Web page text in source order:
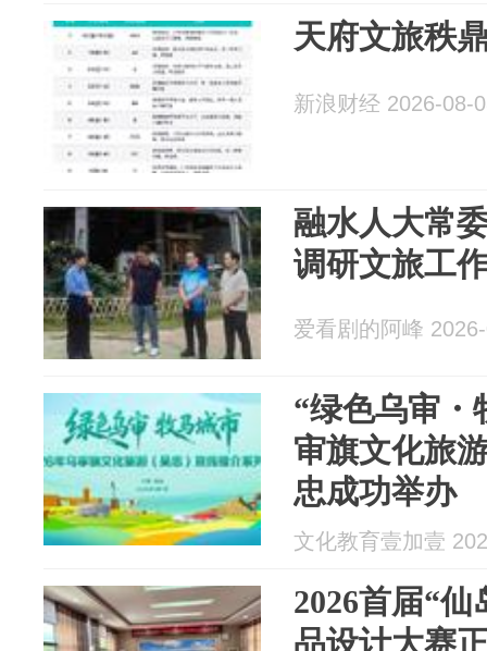
天府文旅秩
新浪财经 2026-08-
融水人大常
调研文旅工
爱看剧的阿峰
“绿色乌审・
审旗文化旅
忠成功举办
文化教育壹加壹
2026首届“
品设计大赛